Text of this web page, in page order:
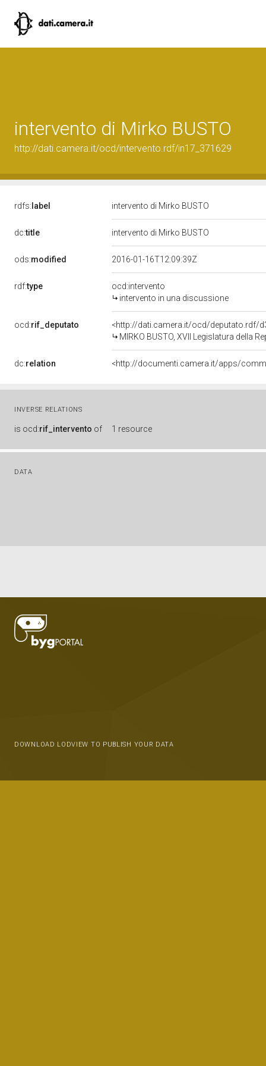
intervento di Mirko BUSTO
http://dati.camera.it/ocd/intervento.rdf/in17_371629
rdfs: label intervento di Mirko BUSTO
dc:title intervento di Mirko BUSTO
ods:modified 2016-01-16T12:09:39Z
rdf:type
ocd:intervento
intervento in una discussione
ocd:rif_deputato
<http://dati.camera.it/ocd/deputato.rdf/
MIRKO BUSTO, XVII Legislatura della
dc:relation
INVERSE RELATIONS
is ocd:rif_intervento of 1 resource
DATA
DOWNLOAD LODVIEW TO PUBLISH YOUR DATA